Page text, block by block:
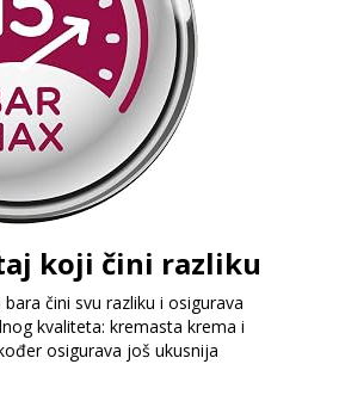
koji čini razliku
čini svu razliku i osigurava
kvaliteta: kremasta krema i
osigurava još ukusnija